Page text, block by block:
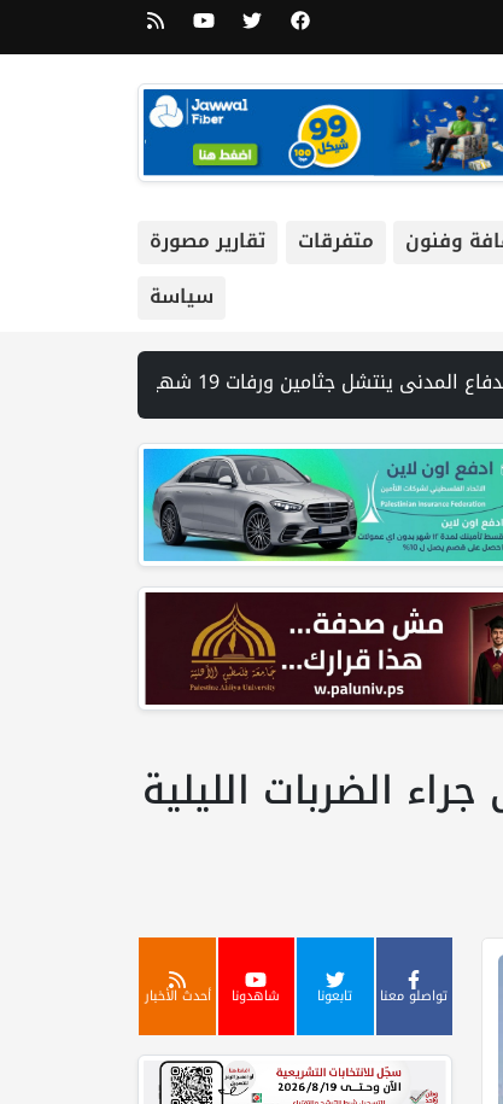
وفنون متفرقات
تقارير مصورة
سياسة
مواقع انتشار مقاتلات أمريكية و5 جرحى جراء الضربات الليلية
تواصلو معنا تابعونا شاهدونا أحدث الأخبار